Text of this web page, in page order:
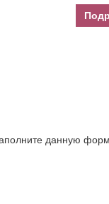
данную